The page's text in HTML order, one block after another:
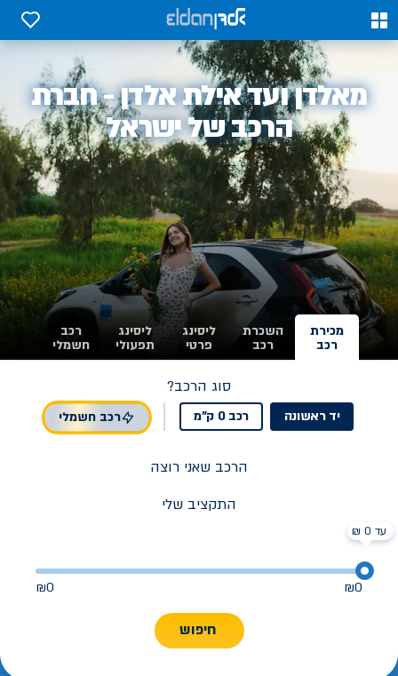
0
0
אלדן
מאלדן ועד אילת אלדן - חברת
הרכב של ישראל
מכירת
רכב
השכרת
רכב
ליסינג
פרטי
ליסינג
תפעולי
רכב
חשמלי
סוג הרכב?
יד ראשונה רכב 0 ק"מ רכב חשמלי
הרכב שאני רוצה
התקציב שלי
₪0
₪0
חיפוש
עד 0 ₪